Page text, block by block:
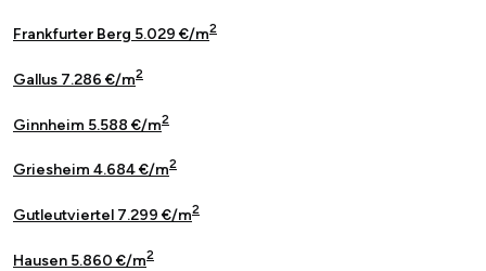
Frankfurter Berg 5.029 €/m2
Gallus 7.286 €/m2
Ginnheim 5.588 €/m2
Griesheim 4.684 €/m2
Gutleutviertel 7.299 €/m2
Hausen 5.860 €/m2